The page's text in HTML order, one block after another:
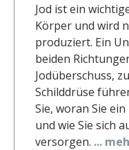
Jod ist ein
Körper und wird
produziert. Ein
beiden
Jodüberschuss,
Schilddrüse
Sie, woran Sie
und wie Sie sich
versorgen. ...